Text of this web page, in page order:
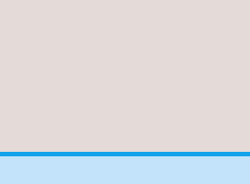
Duin
Katwijk
-